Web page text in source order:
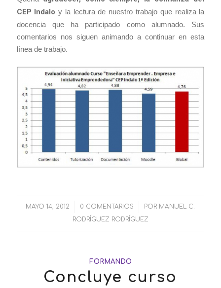
CEP Indalo y la lectura de nuestro trabajo que realiza la
docencia que ha participado como alumnado. Sus
comentarios nos siguen animando a continuar en esta
línea de trabajo.
MAYO 14, 2012
/ 0 COMENTARIOS
/ POR MANUEL C.
RODRÍGUEZ RODRÍGUEZ
FORMANDO
Concluye curso